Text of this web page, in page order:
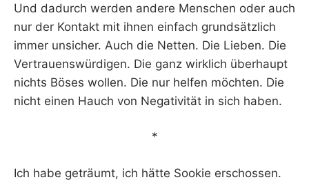
Und dadurch werden andere Menschen oder auch
nur der Kontakt mit ihnen einfach grundsätzlich
immer unsicher. Auch die Netten. Die Lieben. Die
Vertrauenswürdigen. Die ganz wirklich überhaupt
nichts Böses wollen. Die nur helfen möchten. Die
nicht einen Hauch von Negativität in sich haben.
*
Ich habe geträumt, ich hätte Sookie erschossen.